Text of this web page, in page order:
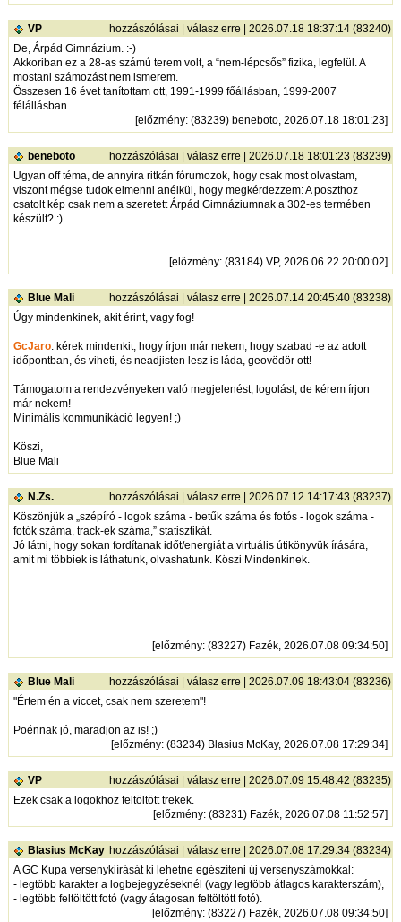
VP hozzászólásai |válasz erre | 2026.07.18 18:37:14 (83240)
De, Árpád Gimnázium. :-)
Akkoriban ez a 28-as számú terem volt, a “nem-lépcsős” fizika, legfelül. A
mostani számozást nem ismerem.
Összesen 16 évet tanítottam ott, 1991-1999 főállásban, 1999-2007
félállásban.
[előzmény: (83239) beneboto, 2026.07.18 18:01:23]
beneboto hozzászólásai |válasz erre | 2026.07.18 18:01:23 (83239)
Ugyan off téma, de annyira ritkán fórumozok, hogy csak most olvastam,
viszont mégse tudok elmenni anélkül, hogy megkérdezzem: A poszthoz
csatolt kép csak nem a szeretett Árpád Gimnáziumnak a 302-es termében
készült? :)
[előzmény: (83184) VP, 2026.06.22 20:00:02]
Blue Mali hozzászólásai |válasz erre | 2026.07.14 20:45:40 (83238)
Úgy mindenkinek, akit érint, vagy fog!
GcJaro: kérek mindenkit, hogy írjon már nekem, hogy szabad -e az adott
időpontban, és viheti, és neadjisten lesz is láda, geovödör ott!
Támogatom a rendezvényeken való megjelenést, logolást, de kérem írjon
már nekem!
Minimális kommunikáció legyen! ;)
Köszi,
Blue Mali
N.Zs. hozzászólásai |válasz erre | 2026.07.12 14:17:43 (83237)
Köszönjük a „szépíró - logok száma - betűk száma és fotós - logok száma -
fotók száma, track-ek száma,” statisztikát.
Jó látni, hogy sokan fordítanak időt/energiát a virtuális útikönyvük írására,
amit mi többiek is láthatunk, olvashatunk. Köszi Mindenkinek.
[előzmény: (83227) Fazék, 2026.07.08 09:34:50]
Blue Mali hozzászólásai |válasz erre | 2026.07.09 18:43:04 (83236)
"Értem én a viccet, csak nem szeretem"!
Poénnak jó, maradjon az is! ;)
[előzmény: (83234) Blasius McKay, 2026.07.08 17:29:34]
VP hozzászólásai |válasz erre | 2026.07.09 15:48:42 (83235)
Ezek csak a logokhoz feltöltött trekek.
[előzmény: (83231) Fazék, 2026.07.08 11:52:57]
Blasius McKay hozzászólásai |válasz erre | 2026.07.08 17:29:34 (83234)
A GC Kupa versenykiírását ki lehetne egészíteni új versenyszámokkal:
- legtöbb karakter a logbejegyzéseknél (vagy legtöbb átlagos karakterszám),
- legtöbb feltöltött fotó (vagy átagosan feltöltött fotó).
[előzmény: (83227) Fazék, 2026.07.08 09:34:50]